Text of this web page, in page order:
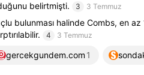
belirtmişti.
3 3 Temmuz
bulunması halinde Combs, en
4 3 Temmuz
gercekgundem.com 1